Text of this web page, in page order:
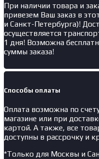
При наличии товара и
привезем Ваш заказ в
и Санкт-Петербурга)!
осуществляется
1 дня! Возможна
суммы заказа!
Способы оплаты
Оплата возможна по
магазине или при
картой. А также, все
доступны в рассрочку и
*Только для Москвы и